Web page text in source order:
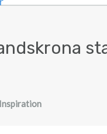
Inspiration